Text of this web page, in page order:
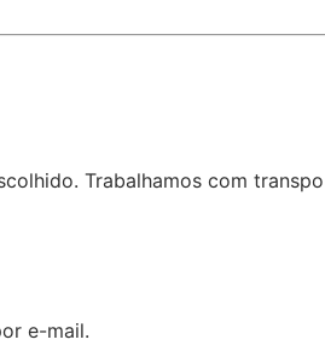
Trabalhamos com
e-mail.